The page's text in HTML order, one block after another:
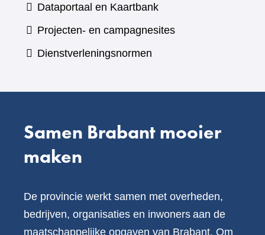
andere
website)
Dataportaal en Kaartbank(verwijst
naar
Projecten- en campagnesites
Dienstverleningsnormen
Samen Brabant mooier
maken
De provincie werkt samen met overheden,
bedrijven, organisaties en inwoners aan de
maatschappelijke opgaven van Brabant. Om